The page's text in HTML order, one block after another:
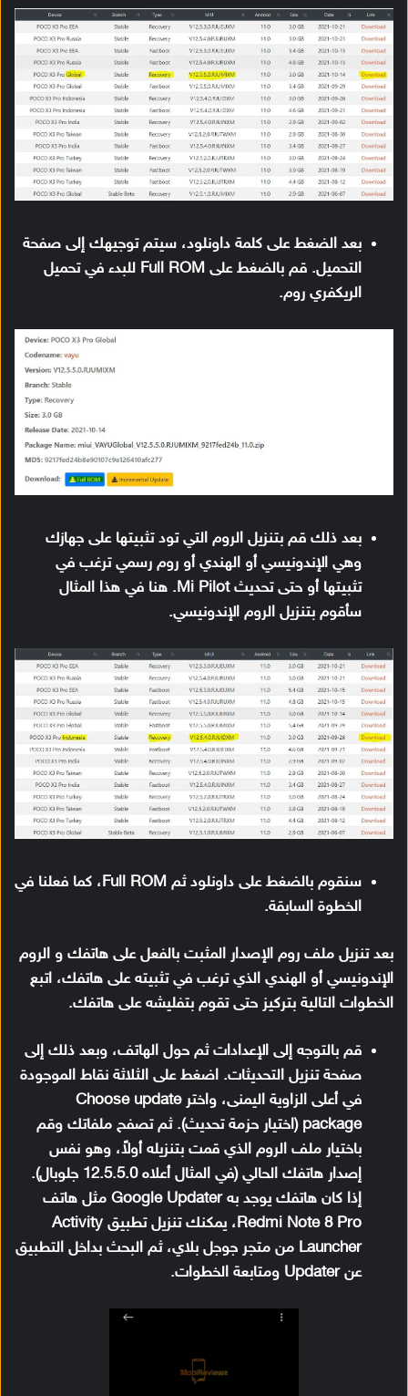
بعد الضغط على كلمة داونلود، سيتم توجيهك إلى صفحة
التحميل. قم بالضغط على Full ROM للبدء في تحميل
الريكفري روم.
بعد ذلك قم بتنزيل الروم التي تود تثبيتها على جهازك
وهي الإندونيسي أو الهندي أو روم رسمي ترغب في
تثبيتها أو حتى تحديث Mi Pilot. هنا في هذا المثال
سأقوم بتنزيل الروم الإندونيسي.
سنقوم بالضغط على داونلود ثم Full ROM، كما فعلنا في
الخطوة السابقة.
بعد تنزيل ملف روم الإصدار المثبت بالفعل على هاتفك و الروم
الإندونيسي أو الهندي الذي ترغب في تثبيته على هاتفك، اتبع
الخطوات التالية بتركيز حتى تقوم بتفليشه على هاتفك.
قم بالتوجه إلى الإعدادات ثم حول الهاتف، وبعد ذلك إلى
صفحة تنزيل التحديثات. اضغط على الثلاثة نقاط الموجودة
في أعلى الزاوية اليمنى، واختر Choose update
package (اختيار حزمة تحديث). ثم تصفح ملفاتك وقم
باختيار ملف الروم الذي قمت بتنزيله أولاً، وهو نفس
إصدار هاتفك الحالي (في المثال أعلاه 12.5.5.0 جلوبال).
إذا كان هاتفك يوجد به Google Updater مثل هاتف
Redmi Note 8 Pro، يمكنك تنزيل تطبيق Activity
Launcher من متجر جوجل بلاي، ثم البحث بداخل التطبيق
عن Updater ومتابعة الخطوات.